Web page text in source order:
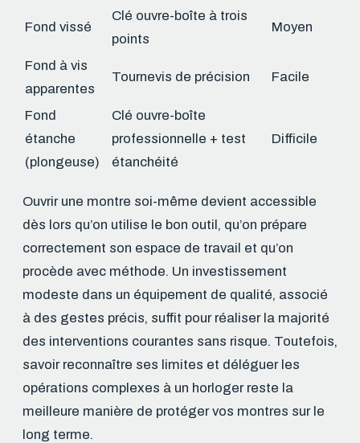
Fond vissé
Clé ouvre-boîte à trois
points
Moyen
Fond à vis
apparentes
Tournevis de précision Facile
Fond
étanche
(plongeuse)
Clé ouvre-boîte
professionnelle + test
étanchéité
Difficile
Ouvrir une montre soi-même devient accessible
dès lors qu’on utilise le bon outil, qu’on prépare
correctement son espace de travail et qu’on
procède avec méthode. Un investissement
modeste dans un équipement de qualité, associé
à des gestes précis, suffit pour réaliser la majorité
des interventions courantes sans risque. Toutefois,
savoir reconnaître ses limites et déléguer les
opérations complexes à un horloger reste la
meilleure manière de protéger vos montres sur le
long terme.